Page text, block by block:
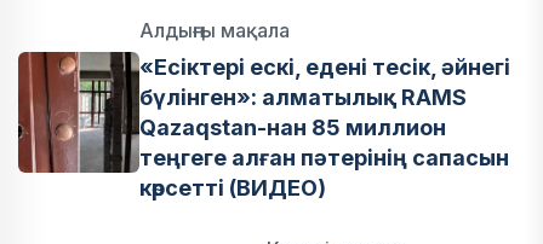
Алдыңғы мақала
«Есіктері ескі, едені тесік, әйнегі
бүлінген»: алматылық RAMS
Qazaqstan-нан 85 миллион
теңгеге алған пәтерінің сапасын
көрсетті (ВИДЕО)